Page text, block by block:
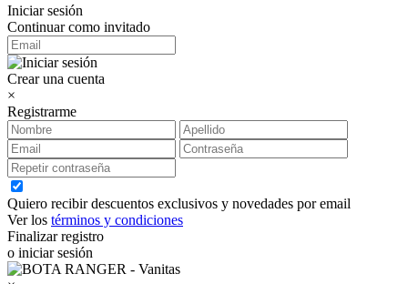
Iniciar sesión
Continuar como invitado
Crear una cuenta
×
Registrarme
Quiero recibir descuentos exclusivos y novedades por email
Ver los términos y condiciones
Finalizar registro
o iniciar sesión